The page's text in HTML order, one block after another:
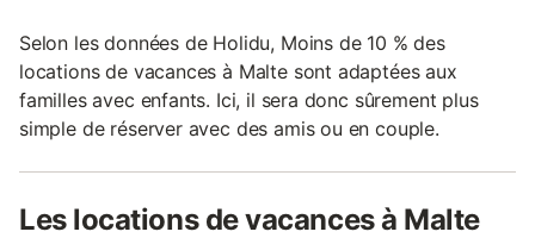
Selon les données de Holidu, Moins de 10 % des
locations de vacances à Malte sont adaptées aux
familles avec enfants. Ici, il sera donc sûrement plus
simple de réserver avec des amis ou en couple.
Les locations de vacances à Malte